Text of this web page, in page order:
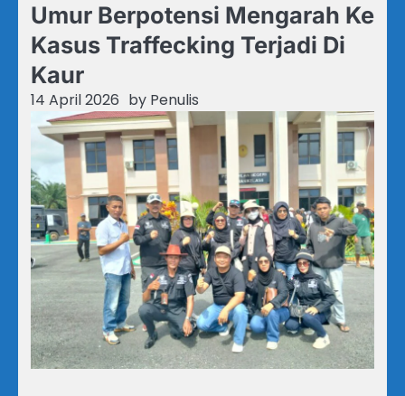
Umur Berpotensi Mengarah Ke
Kasus Traffecking Terjadi Di
Kaur
14 April 2026 by Penulis